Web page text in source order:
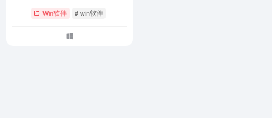
Win软件 # win软件